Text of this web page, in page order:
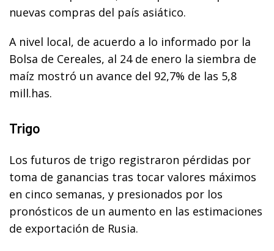
nuevas compras del país asiático.
A nivel local, de acuerdo a lo informado por la
Bolsa de Cereales, al 24 de enero la siembra de
maíz mostró un avance del 92,7% de las 5,8
mill.has.
Trigo
Los futuros de trigo registraron pérdidas por
toma de ganancias tras tocar valores máximos
en cinco semanas, y presionados por los
pronósticos de un aumento en las estimaciones
de exportación de Rusia.